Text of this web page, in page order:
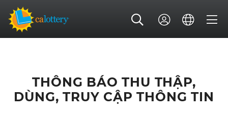
THÔNG BÁO THU THẬP,
DÙNG, TRUY CẬP THÔNG TIN